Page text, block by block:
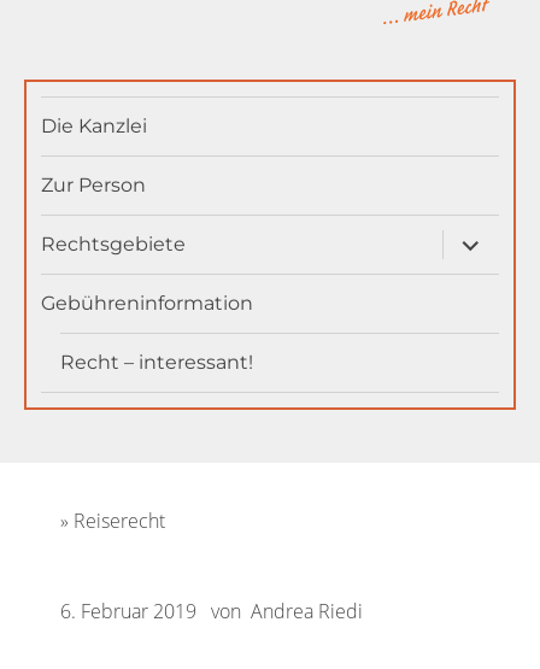
Die Kanzlei
Zur Person
Rechtsgebiete
öffnen
Gebühreninformation
Recht – interessant!
Reiserecht
6. Februar 2019 von Andrea Riedi